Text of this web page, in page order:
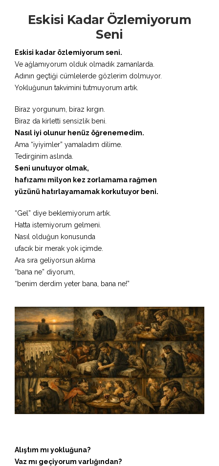
Eskisi Kadar Özlemiyorum
Seni
Eskisi kadar özlemiyorum seni.
Ve ağlamıyorum olduk olmadık zamanlarda.
Adının geçtiği cümlelerde gözlerim dolmuyor.
Yokluğunun takvimini tutmuyorum artık.
Biraz yorgunum, biraz kırgın.
Biraz da kirletti sensizlik beni.
Nasıl iyi olunur henüz öğrenemedim.
Ama “iyiyimler” yamaladım dilime.
Tedirginim aslında.
Seni unutuyor olmak,
hafızamı milyon kez zorlamama rağmen
yüzünü hatırlayamamak korkutuyor beni.
“Gel” diye beklemiyorum artık.
Hatta istemiyorum gelmeni.
Nasıl olduğun konusunda
ufacık bir merak yok içimde.
Ara sıra geliyorsun aklıma
“bana ne” diyorum,
“benim derdim yeter bana, bana ne!”
Alıştım mı yokluğuna?
Vaz mı geçiyorum varlığından?